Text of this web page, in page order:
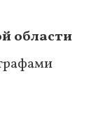
области